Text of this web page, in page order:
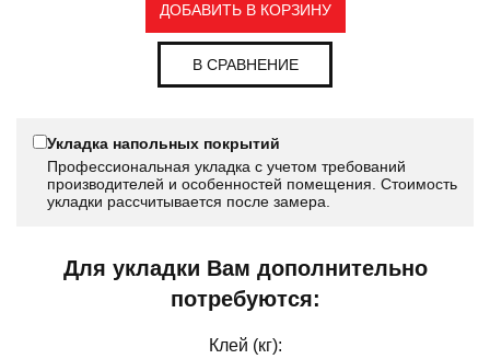
ДОБАВИТЬ В КОРЗИНУ
В СРАВНЕНИЕ
Укладка напольных покрытий
Профессиональная укладка с учетом требований
производителей и особенностей помещения. Стоимость
укладки рассчитывается после замера.
Для укладки Вам дополнительно
потребуются:
Клей (кг):